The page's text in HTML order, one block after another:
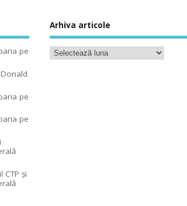
pe
pe
pe
CTP şi
Arhiva articole